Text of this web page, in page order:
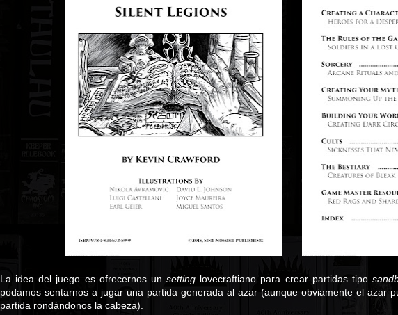
La idea del juego es ofrecernos unsetting lovecraftiano para crear partidas tipo
podamos sentarnos a jugar una partida generada al azar (aunque obviamente el azar
partida rondándonos la cabeza).